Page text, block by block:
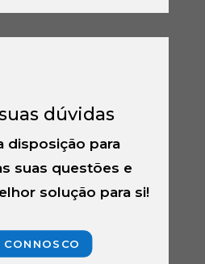
dúvidas
disposição para
suas questões e
solução para si!
CONNOSCO